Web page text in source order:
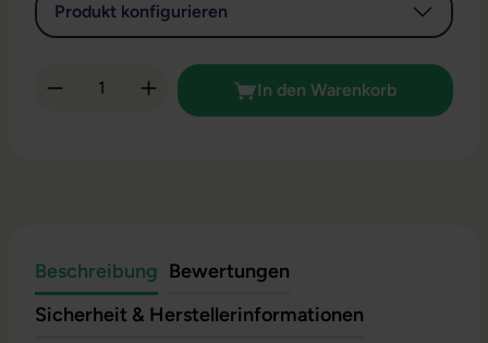
Produkt konfigurieren
Produkt Anzahl: Gib den gewünschten
In den Warenkorb
Beschreibung Bewertungen
Sicherheit & Herstellerinformationen